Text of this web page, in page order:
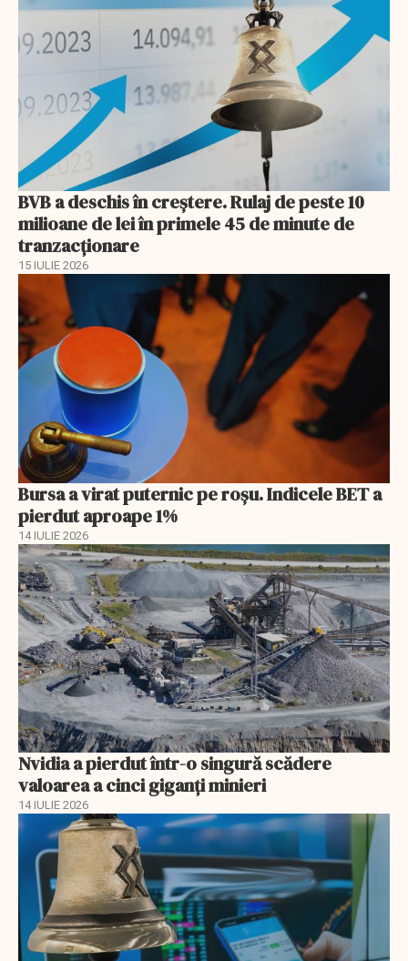
BVB a deschis în creştere. Rulaj de peste 10
milioane de lei în primele 45 de minute de
tranzacționare
15 IULIE 2026
Bursa a virat puternic pe roșu. Indicele BET a
pierdut aproape 1%
14 IULIE 2026
Nvidia a pierdut într-o singură scădere
valoarea a cinci giganți minieri
14 IULIE 2026